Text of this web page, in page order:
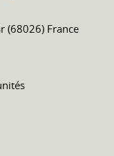
(68026) France